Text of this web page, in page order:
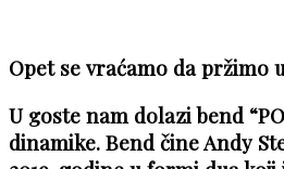
Opet se vraćamo da pržimo
U goste nam dolazi bend
dinamike. Bend čine Andy